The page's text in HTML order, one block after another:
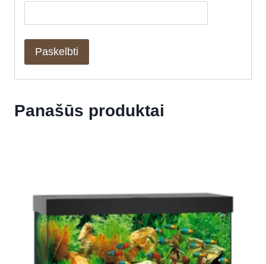
Panašūs produktai